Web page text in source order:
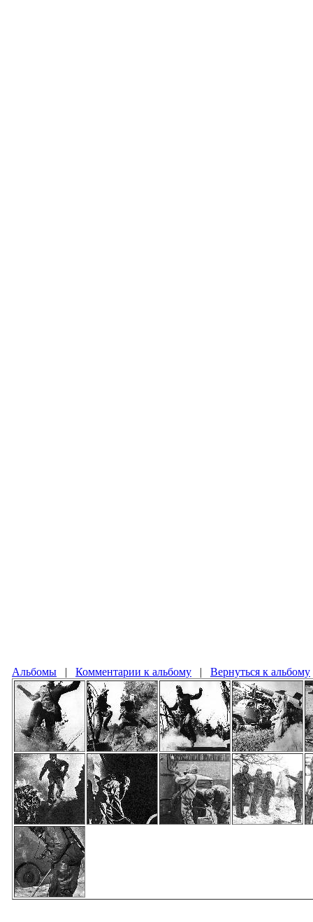
Альбомы | Комментарии к альбому | Вернуться к альбому